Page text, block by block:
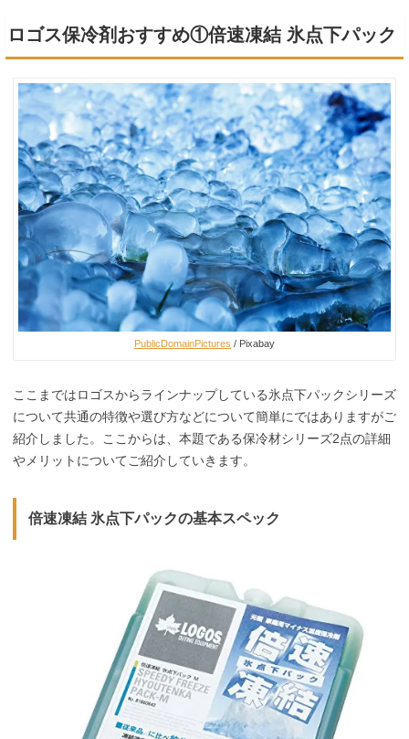
ロゴス保冷剤おすすめ①倍速凍結 氷点下パック
PublicDomainPictures / Pixabay
ここまではロゴスからラインナップしている氷点下パックシリーズ
について共通の特徴や選び方などについて簡単にではありますがご
紹介しました。ここからは、本題である保冷材シリーズ2点の詳細
やメリットについてご紹介していきます。
倍速凍結 氷点下パックの基本スペック